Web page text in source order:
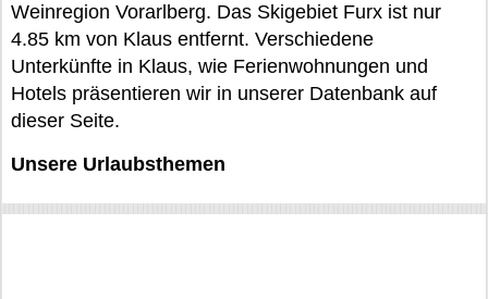
Weinregion Vorarlberg. Das Skigebiet Furx ist nur
4.85 km von Klaus entfernt. Verschiedene
Unterkünfte in Klaus, wie Ferienwohnungen und
Hotels präsentieren wir in unserer Datenbank auf
dieser Seite.
Unsere Urlaubsthemen